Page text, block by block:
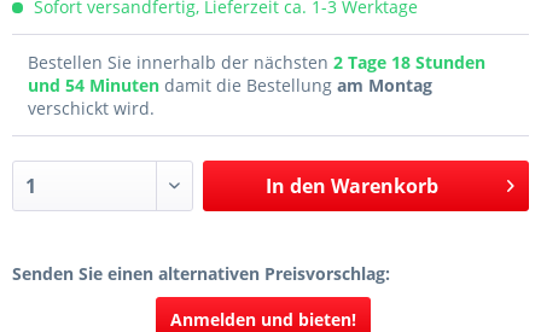
Sofort versandfertig, Lieferzeit ca. 1-3 Werktage
Bestellen Sie innerhalb der nächsten 2 Tage 18 Stunden
und 54 Minuten damit die Bestellung am Montag
verschickt wird.
In den Warenkorb
Senden Sie einen alternativen Preisvorschlag:
Anmelden und bieten!